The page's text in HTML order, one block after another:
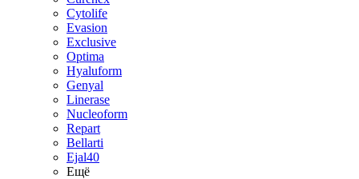
Cytolife
Evasion
Exclusive
Optima
Hyaluform
Genyal
Linerase
Nucleoform
Repart
Bellarti
Ejal40
Ещё